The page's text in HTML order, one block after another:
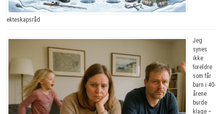
ekteskapsråd
Jeg
synes
ikke
foreldre
som får
barn i 40-
årene
burde
klage –